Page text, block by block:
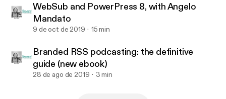
WebSub and PowerPress 8, with Angelo
Mandato
9 de oct de 2019 15 min
Branded RSS podcasting: the definitive
guide (new ebook)
28 de ago de 2019 3 min